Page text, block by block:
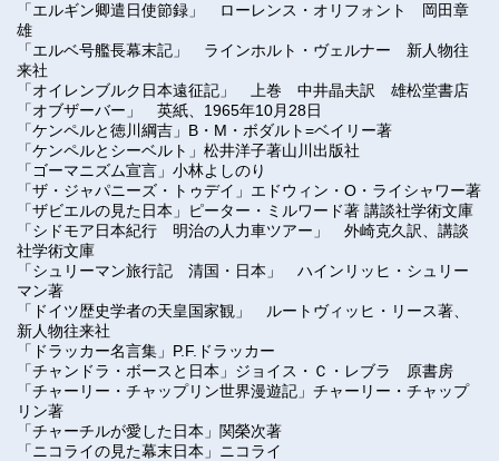
「エルギン卿遣日使節録 」
ローレンス・オリフォント 岡田章
雄
「エルベ号艦長幕末記 」
ラインホルト・ヴェルナー 新人物往
来社
「オイレンブルク日本遠征記 」
上巻 中井晶夫訳 雄松堂書店
「オブザーバー 」 英紙、1965年10月 28日
「ケンペルと徳川綱吉」B・M・ボダルト=ベイリー著
「ケンペルとシーベルト 」 松井洋子著山川出版社
「 ゴーマニズム宣言 」 小林よしのり
「ザ・ジャパニーズ・トゥデイ」エドウィン・O・ライシャワー著
「ザビエルの見た日本」ピーター・ミルワード著 講談社学術文庫
「シドモア日本紀行 明治の人力車ツアー 」
外崎克久訳、講談
社学術文庫
「シュリーマン旅行記 清国・日本 」
ハインリッヒ・シュリー
マン著
「ドイツ歴史学者の天皇国家観」 ルートヴィッヒ・リース著、
新人物往来社
「 ドラッカー名言集 」 P.F.ドラッカー
「チャンドラ・ボースと日本 」 ジョイス・Ｃ・レブラ 原書房
「チャーリー・チャップリン世界漫遊記 」チャーリー・ チャップ
リン著
「チャーチルが愛した日本」関榮次著
「ニコライの見た幕末日本」ニコライ